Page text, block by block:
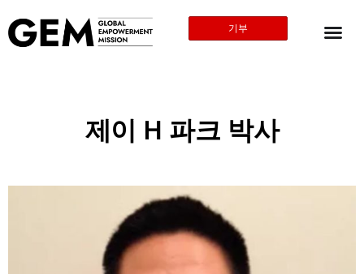
기부
제이 H 파크 박사